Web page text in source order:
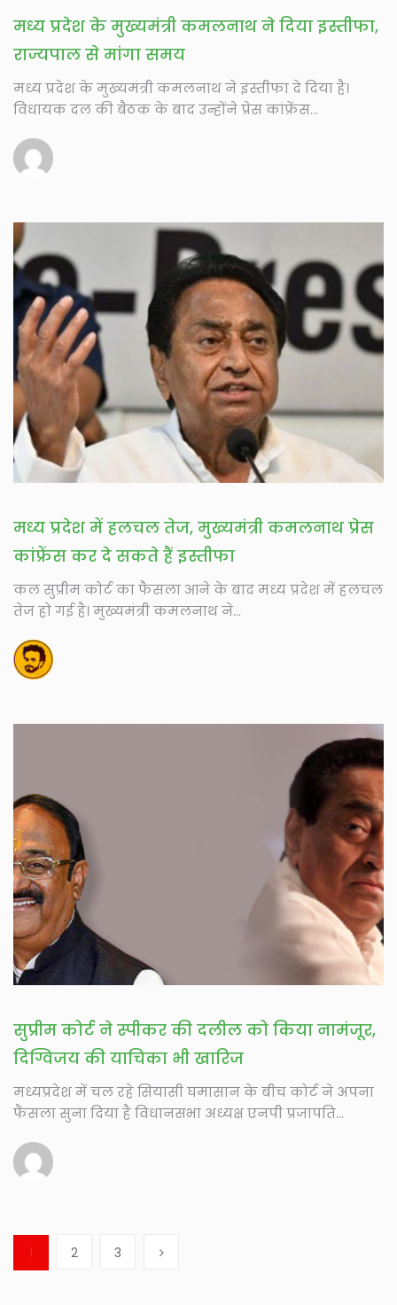
मध्य प्रदेश के मुख्यमंत्री कमलनाथ ने दिया इस्तीफा,
राज्यपाल से मांगा समय
मध्य प्रदेश के मुख्यमंत्री कमलनाथ ने इस्तीफा दे दिया है।
विधायक दल की बैठक के बाद उन्होंने प्रेस कांफ्रेंस...
मध्य प्रदेश में हलचल तेज, मुख्यमंत्री कमलनाथ प्रेस
कांफ्रेंस कर दे सकते हैं इस्तीफा
कल सुप्रीम कोर्ट का फैसला आने के बाद मध्य प्रदेश में हलचल
तेज हो गई है। मुख्यमंत्री कमलनाथ ने...
सुप्रीम कोर्ट ने स्पीकर की दलील को किया नामंजूर,
दिग्विजय की याचिका भी खारिज
मध्यप्रदेश में चल रहे सियासी घमासान के बीच कोर्ट ने अपना
फैंसला सुना दिया है विधानसभा अध्यक्ष एनपी प्रजापति...
1 2 3